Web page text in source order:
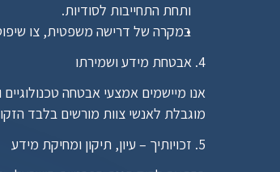
ותחת התחייבות לסודיות.
במקרה של דרישה משפטית, צו
4. אבטחת מידע ושמירתו
מוגבלת לאנשי צוות מורשים בלבד
5. זכויותיך – עיון, תיקון ומחיקת מידע